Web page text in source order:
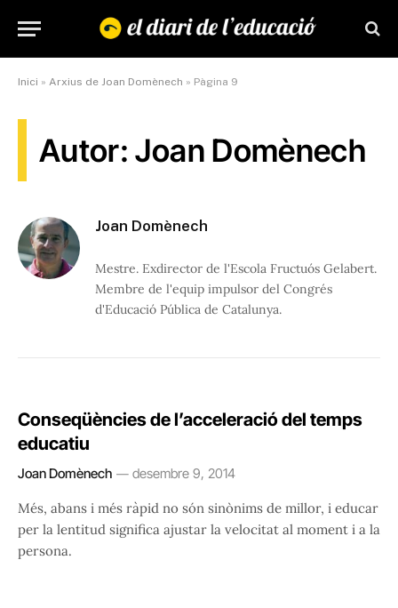
Inici » Arxius de Joan Domènech » Pàgina 9
Autor: Joan Domènech
Joan Domènech
Mestre. Exdirector de l'Escola Fructuós Gelabert.
Membre de l'equip impulsor del Congrés
d'Educació Pública de Catalunya.
Conseqüències de l’acceleració del temps
educatiu
Joan Domènech desembre 9, 2014
Més, abans i més ràpid no són sinònims de millor, i educar
per la lentitud significa ajustar la velocitat al moment i a la
persona.